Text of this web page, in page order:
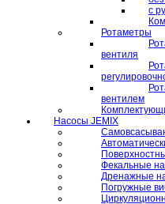
с
Ротаметры
вентиля
вентилем
Насосы JEMIX
Фекальные
Дренажные
Погружные